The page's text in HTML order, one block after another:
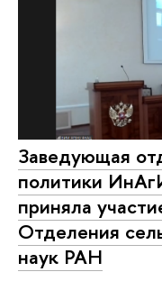
Заведующая
политики
приняла
Отделения
наук РАН